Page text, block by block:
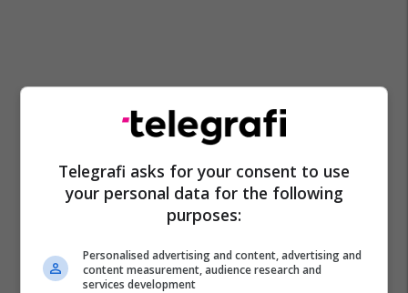
Telegrafi asks for your consent to use
your personal data for the following
purposes:
Personalised advertising and content, advertising and
content measurement, audience research and
services development